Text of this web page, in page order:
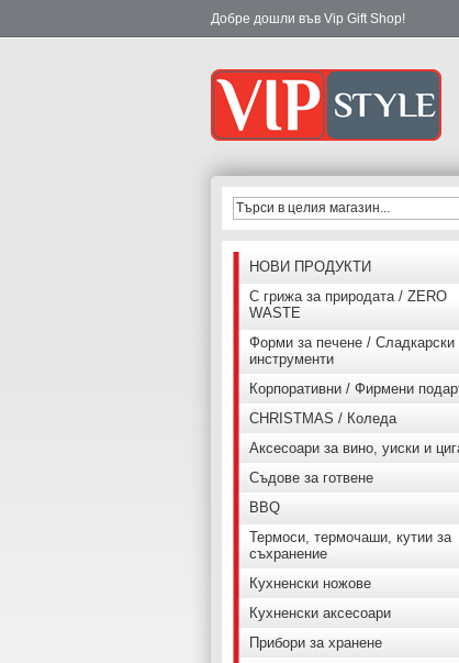
Добре дошли във Vip Gift Shop!
НОВИ ПРОДУКТИ
С грижа за природата / ZERO
WASTE
Форми за печене / Сладкарски
инструменти
Корпоративни / Фирмени
CHRISTMAS / Коледа
Аксесоари за вино, уиски и
Съдове за готвене
BBQ
Термоси, термочаши, кутии за
съхранение
Кухненски ножове
Кухненски аксесоари
Прибори за хранене